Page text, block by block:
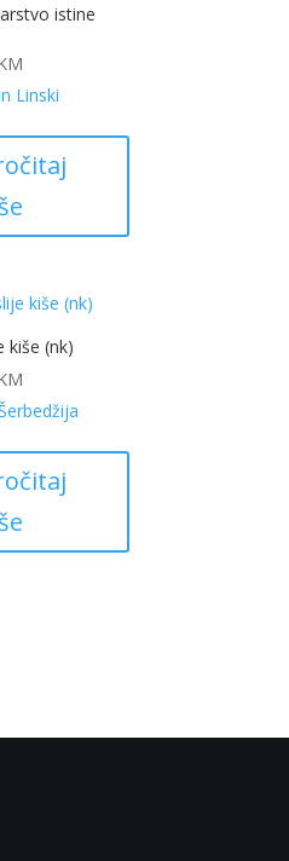
istine
Linski
kiše (nk)